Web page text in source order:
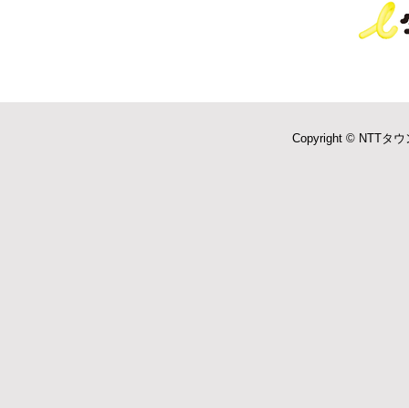
Copyright © NTTタウ